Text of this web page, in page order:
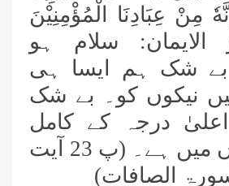
مِنْ عِبَادِنَا الْمُؤْمِنِیْنَ
الایمان: سلام ہو
بے شک ہم ایسا ہی
نیکوں کو۔ بے شک
درجہ کے کامل
الایمان بندوں میں ہے۔ (پ 23 آیت